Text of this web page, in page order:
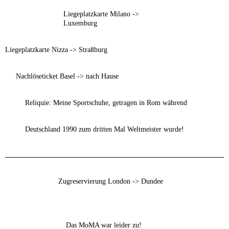
Liegeplatzkarte Milano ->
Luxemburg
Liegeplatzkarte Nizza -> Straßburg
Nachlöseticket Basel -> nach Hause
Reliquie: Meine Sportschuhe, getragen in Rom während
Deutschland 1990 zum dritten Mal Weltmeister wurde!
Zugreservierung London -> Dundee
Das MoMA war leider zu!